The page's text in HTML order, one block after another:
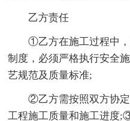
乙方责任
①乙方在施工过程中
制度，必须严格执行安全
艺规范及质量标准;
②乙方需按照双方协
工程施工质量和施工进度